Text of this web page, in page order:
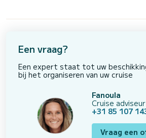
Een vraag?
Een expert staat tot uw
bij het organiseren van uw cruise
Fanoula
Cruise adviseur
+31 85 107
Vraag een